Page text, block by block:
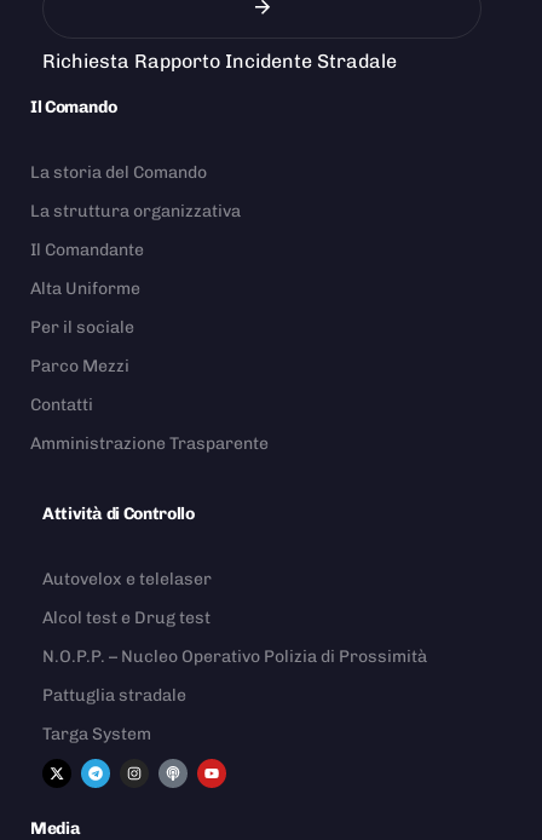
Richiesta Rapporto Incidente Stradale
Il Comando
La storia del Comando
La struttura organizzativa
Il Comandante
Alta Uniforme
Per il sociale
Parco Mezzi
Contatti
Amministrazione Trasparente
Attività di Controllo
Autovelox e telelaser
Alcol test e Drug test
N.O.P.P. – Nucleo Operativo Polizia di Prossimità
Pattuglia stradale
Targa System
Media